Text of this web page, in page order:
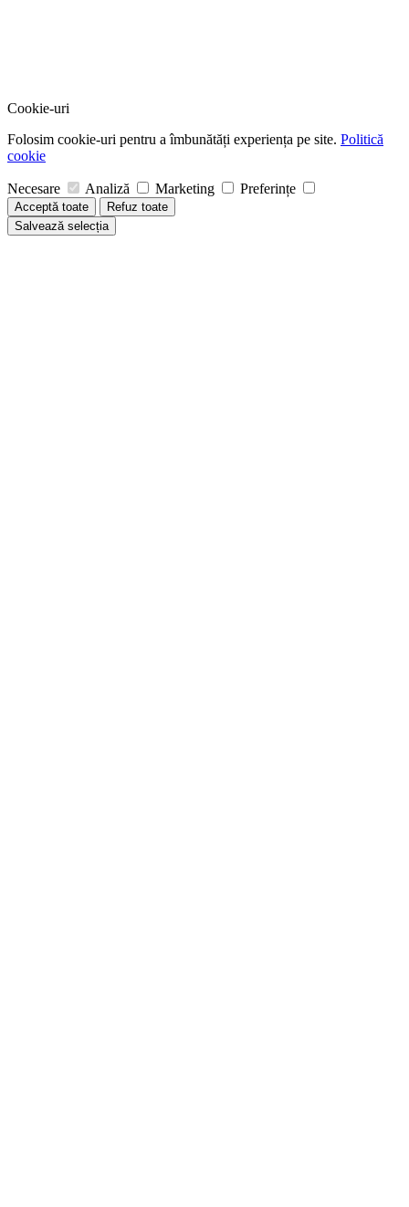
Cookie-uri
Folosim cookie-uri pentru a îmbunătăți experiența pe site. Politică
cookie
Necesare Analiză Marketing Preferințe
Acceptă toate
Refuz toate
Salvează selecția